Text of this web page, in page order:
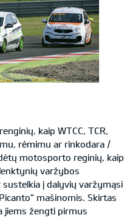
kaip WTCC, TCR,
rėmimu ar rinkodara /
motosporto reginių, kaip
lenktynių varžybos
į dalyvių varžymąsi
mašinomis. Skirtas
jiems žengti pirmus